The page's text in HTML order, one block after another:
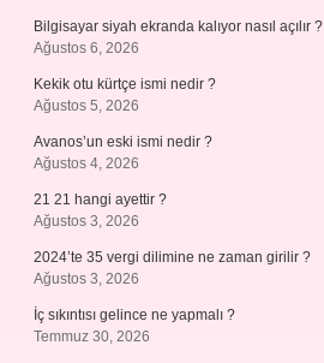
Bilgisayar siyah ekranda kalıyor nasıl açılır ?
Ağustos 6, 2026
Kekik otu kürtçe ismi nedir ?
Ağustos 5, 2026
Avanos’un eski ismi nedir ?
Ağustos 4, 2026
21 21 hangi ayettir ?
Ağustos 3, 2026
2024’te 35 vergi dilimine ne zaman girilir ?
Ağustos 3, 2026
İç sıkıntısı gelince ne yapmalı ?
Temmuz 30, 2026